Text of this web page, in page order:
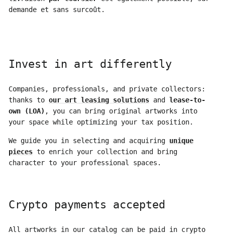
demande et sans surcoût.
Invest in art differently
Companies, professionals, and private collectors:
thanks to our art leasing solutions and lease-to-
own (LOA) , you can bring original artworks into
your space while optimizing your tax position.
We guide you in selecting and acquiring unique
pieces to enrich your collection and bring
character to your professional spaces.
Crypto payments accepted
All artworks in our catalog can be paid in crypto